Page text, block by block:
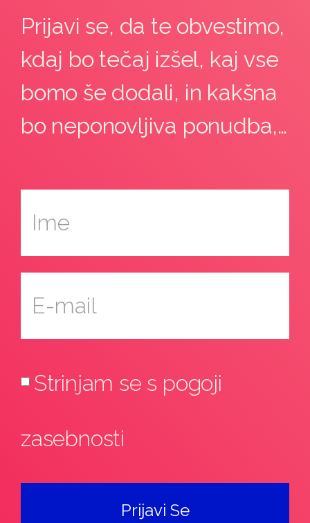
Prijavi se, da te obvestimo,
kdaj bo tečaj izšel, kaj vse
bomo še dodali, in kakšna
bo neponovljiva ponudba,…
Strinjam se s pogoji
zasebnosti
Prijavi Se